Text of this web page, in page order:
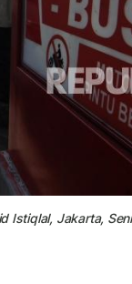
Istiqlal, Jakarta,